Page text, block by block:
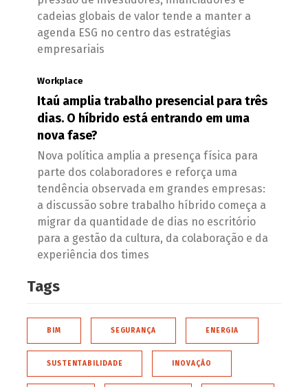
cadeias globais de valor tende a manter a
agenda ESG no centro das estratégias
empresariais
Workplace
Itaú amplia trabalho presencial para três
dias. O híbrido está entrando em uma
nova fase?
Nova política amplia a presença física para
parte dos colaboradores e reforça uma
tendência observada em grandes empresas:
a discussão sobre trabalho híbrido começa a
migrar da quantidade de dias no escritório
para a gestão da cultura, da colaboração e da
experiência dos times
Tags
BIM SEGURANÇA ENERGIA
SUSTENTABILIDADE INOVAÇÃO